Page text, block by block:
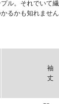
ル。それでいて繊
るかも知れません
袖
丈